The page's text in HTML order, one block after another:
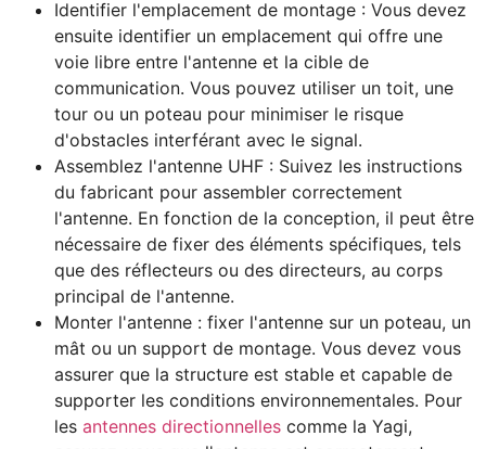
Identifier l'emplacement de montage : Vous devez
ensuite identifier un emplacement qui offre une
voie libre entre l'antenne et la cible de
communication. Vous pouvez utiliser un toit, une
tour ou un poteau pour minimiser le risque
d'obstacles interférant avec le signal.
Assemblez l'antenne UHF : Suivez les instructions
du fabricant pour assembler correctement
l'antenne. En fonction de la conception, il peut être
nécessaire de fixer des éléments spécifiques, tels
que des réflecteurs ou des directeurs, au corps
principal de l'antenne.
Monter l'antenne : fixer l'antenne sur un poteau, un
mât ou un support de montage. Vous devez vous
assurer que la structure est stable et capable de
supporter les conditions environnementales. Pour
les antennes directionnelles comme la Yagi,